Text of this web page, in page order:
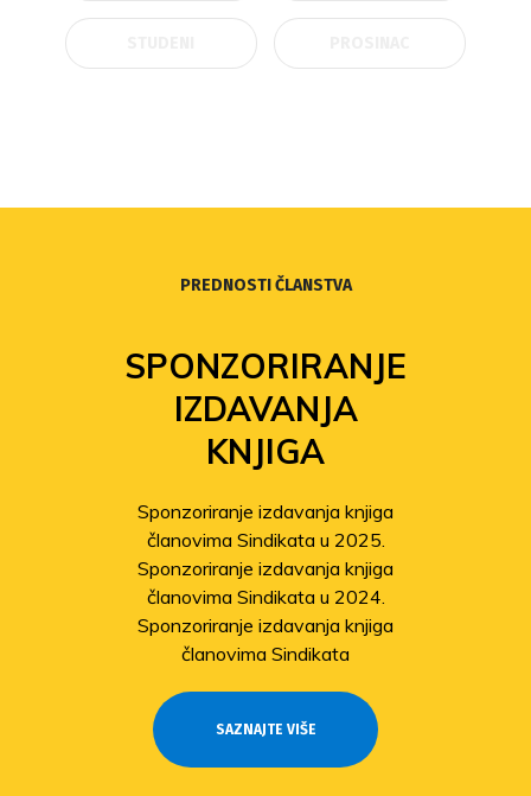
PREDNOSTI ČLANSTVA
SPONZORIRANJE
IZDAVANJA
KNJIGA
Sponzoriranje izdavanja knjiga
članovima Sindikata u 2025.
Sponzoriranje izdavanja knjiga
članovima Sindikata u 2024.
Sponzoriranje izdavanja knjiga
članovima Sindikata
SAZNAJTE VIŠE